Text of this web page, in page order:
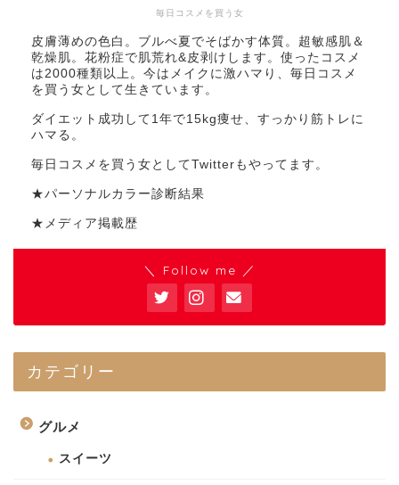
毎日コスメを買う女
皮膚薄めの色白。ブルべ夏でそばかす体質。超敏感肌＆
乾燥肌。花粉症で肌荒れ&皮剥けします。使ったコスメ
は2000種類以上。今はメイクに激ハマり、毎日コスメ
を買う女として生きています。
ダイエット成功して1年で15kg痩せ、すっかり筋トレに
ハマる。
毎日コスメを買う女としてTwitterもやってます。
★パーソナルカラー診断結果
★メディア掲載歴
＼ Follow me ／
カテゴリー
グルメ
スイーツ